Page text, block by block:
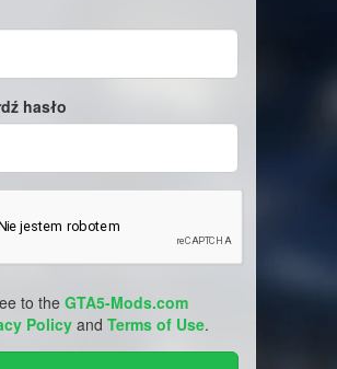
hasło
to theGTA5-Mods.com
Policy and Terms of Use.